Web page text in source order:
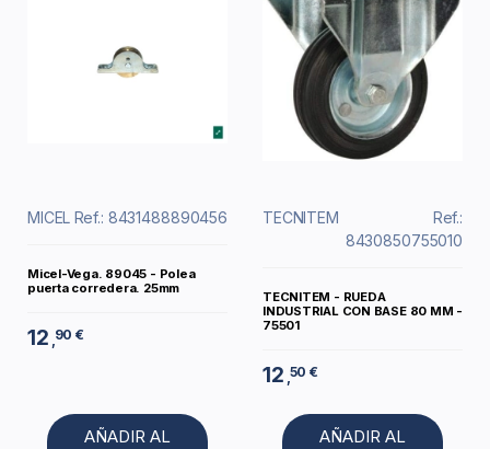
MICEL Ref.: 8431488890456
Micel-Vega. 89045 - Polea
puerta corredera. 25mm
12 ,90 €
AÑADIR AL
TECNITEM
Ref.:
8430850755010
TECNITEM - RUEDA
INDUSTRIAL CON BASE 80 MM -
75501
12 ,50 €
AÑADIR AL